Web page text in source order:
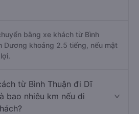
bằng xe khách từ Bình
Dương khoảng 2.5 tiếng, nếu mật
từ Bình Thuận đi Dĩ
bao nhiêu km nếu di